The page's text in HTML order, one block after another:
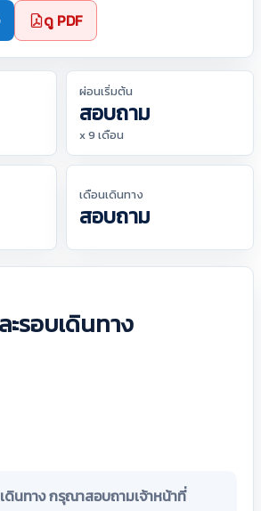
ดู PDF
ผ่อนเริ่มต้น
สอบถาม
x 9 เดือน
เดือนเดินทาง
สอบถาม
ะรอบเดินทาง
ดินทาง กรุณาสอบถามเจ้าหน้าที่